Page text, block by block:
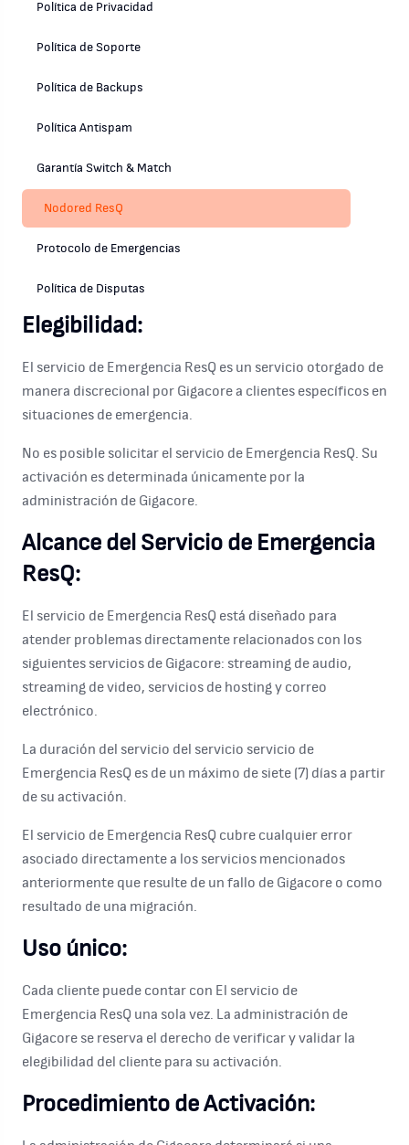
Política de Privacidad
Política de Soporte
Política de Backups
Política Antispam
Garantía Switch & Match
Nodored ResQ
Protocolo de Emergencias
Política de Disputas
Elegibilidad:
El servicio de Emergencia ResQ es un servicio otorgado de
manera discrecional por Gigacore a clientes específicos en
situaciones de emergencia.
No es posible solicitar el servicio de Emergencia ResQ. Su
activación es determinada únicamente por la
administración de Gigacore.
Alcance del Servicio de Emergencia
ResQ:
El servicio de Emergencia ResQ está diseñado para
atender problemas directamente relacionados con los
siguientes servicios de Gigacore: streaming de audio,
streaming de video, servicios de hosting y correo
electrónico.
La duración del servicio del servicio servicio de
Emergencia ResQ es de un máximo de siete (7) días a partir
de su activación.
El servicio de Emergencia ResQ cubre cualquier error
asociado directamente a los servicios mencionados
anteriormente que resulte de un fallo de Gigacore o como
resultado de una migración.
Uso único:
Cada cliente puede contar con El servicio de
Emergencia ResQ una sola vez. La administración de
Gigacore se reserva el derecho de verificar y validar la
elegibilidad del cliente para su activación.
Procedimiento de Activación: